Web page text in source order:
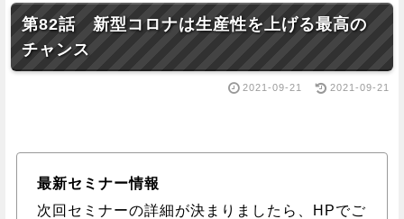
第82話 新型コロナは生産性を上げる最高の
チャンス
2021-09-21 2021-09-21
最新セミナー情報
次回セミナーの詳細が決まりましたら、HPでご